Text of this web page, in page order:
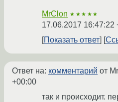
MrClon ★★★★★
17.06.2017 16:47:22
Показать ответ
Ответ на: комментарий от
+00:00
так и происходит.